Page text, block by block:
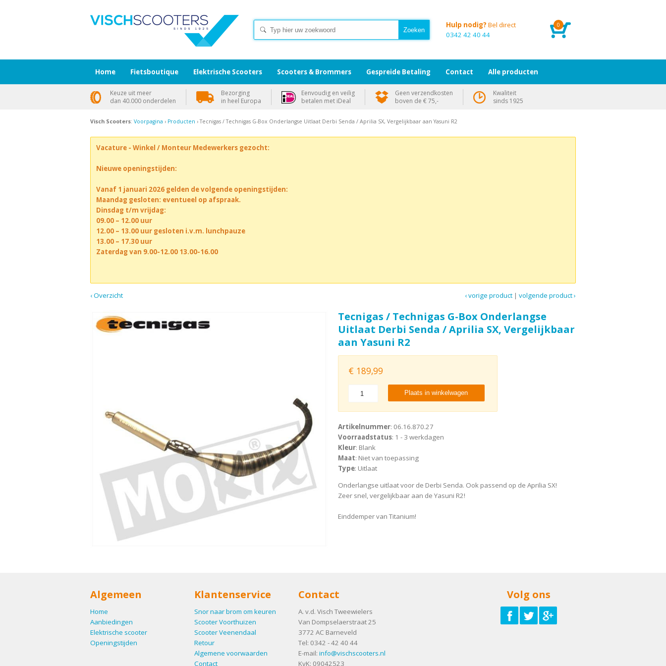
0
Hulp nodig? Bel direct
0342 42 40 44
Visch Scooters: Voorpagina › Producten › Tecnigas / Technigas G-Box Onderlangse Uitlaat Derbi Senda / Aprilia SX, Vergelijkbaar aan Yasuni R2
Vacature - Winkel / Monteur Medewerkers gezocht:
Nieuwe openingstijden:
Vanaf 1 januari 2026 gelden de volgende openingstijden:
Maandag gesloten: eventueel op afspraak.
Dinsdag t/m vrijdag:
09.00 – 12.00 uur
12.00 – 13.00 uur gesloten i.v.m. lunchpauze
13.00 – 17.30 uur
Zaterdag van 9.00-12.00 13.00-16.00
‹ Overzicht volgende product ›
|
‹ vorige product
Tecnigas / Technigas G-Box Onderlangse
Uitlaat Derbi Senda / Aprilia SX, Vergelijkbaar
aan Yasuni R2
€ 189,99
Plaats in winkelwagen
Artikelnummer: 06.16.870.27
Voorraadstatus: 1 - 3 werkdagen
Kleur: Blank
Maat: Niet van toepassing
Type: Uitlaat
Onderlangse uitlaat voor de Derbi Senda. Ook passend op de Aprilia SX!
Zeer snel, vergelijkbaar aan de Yasuni R2!
Einddemper van Titanium!
Algemeen
Home
Aanbiedingen
Elektrische scooter
Openingstijden
Klantenservice
Snor naar brom om keuren
Scooter Voorthuizen
Scooter Veenendaal
Retour
Algemene voorwaarden
Contact
Contact
A. v.d. Visch Tweewielers
Van Dompselaerstraat 25
3772 AC Barneveld
Tel: 0342 - 42 40 44
E-mail: info@vischscooters.nl
KvK: 09042523
Volg ons
Home Fietsboutique Elektrische Scooters Scooters & Brommers Gespreide Betaling Contact Alle producten
Keuze uit meer
dan 40.000 onderdelen
Bezorging
in heel Europa
Eenvoudig en veilig
betalen met iDeal
Geen verzendkosten
boven de € 75,-
Kwaliteit
sinds 1925